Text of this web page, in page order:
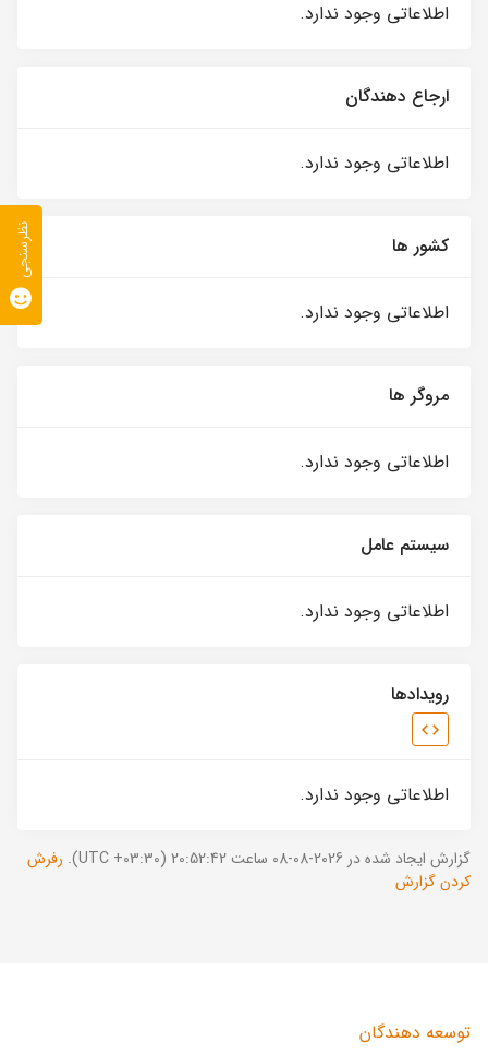
اطلاعاتی وجود ندارد.
ارجاع دهندگان
اطلاعاتی وجود ندارد.
کشور ها
اطلاعاتی وجود ندارد.
مروگر ها
اطلاعاتی وجود ندارد.
سیستم عامل
اطلاعاتی وجود ندارد.
رویدادها
اطلاعاتی وجود ندارد.
گزارش ایجاد شده در 2026-08-08 ساعت 20:52:42 (UTC +03:30).
رفرش
کردن گزارش
توسعه دهندگان
نظرسنجی